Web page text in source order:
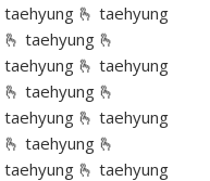
🫰 taehyung
taehyung 🫰
🫰 taehyung
taehyung 🫰
🫰 taehyung
taehyung 🫰
🫰 taehyung